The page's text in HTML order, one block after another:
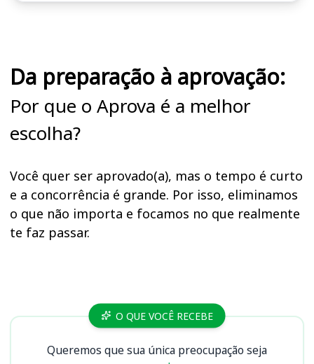
Da preparação à aprovação:
Por que o Aprova é a melhor
escolha?
Você quer ser aprovado(a), mas o tempo é curto
e a concorrência é grande. Por isso, eliminamos
o que não importa e focamos no que realmente
te faz passar.
Cursos O QUE VOCÊ RECEBE
Queremos que sua única preocupação seja